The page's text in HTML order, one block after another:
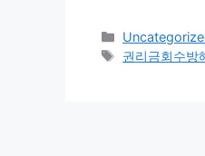
카
테
태
권리금회수방